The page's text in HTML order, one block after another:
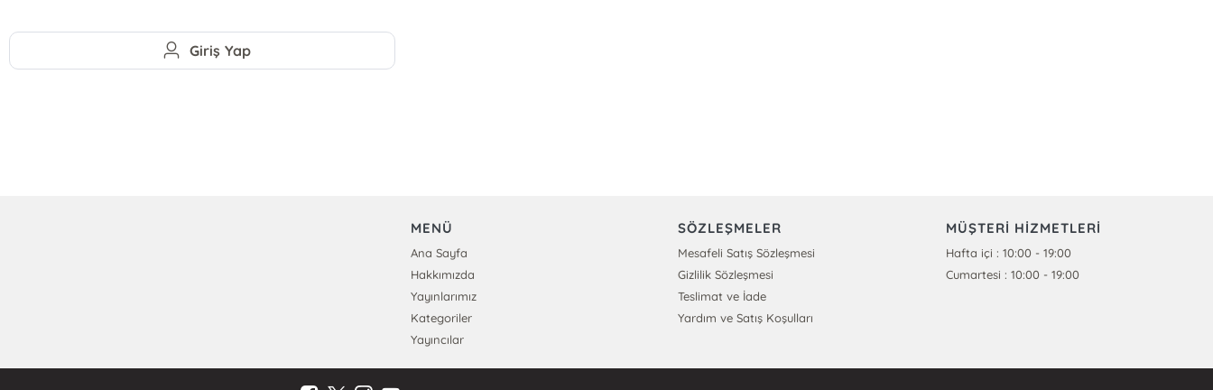
Giriş Yap
MENÜ
Ana Sayfa
Hakkımızda
Yayınlarımız
Kategoriler
Yayıncılar
SÖZLEŞMELER
Mesafeli Satış Sözleşmesi
Gizlilik Sözleşmesi
Teslimat ve İade
Yardım ve Satış Koşulları
MÜŞTERİ HİZMETLERİ
Hafta içi : 10:00 - 19:00
Cumartesi : 10:00 - 19:00